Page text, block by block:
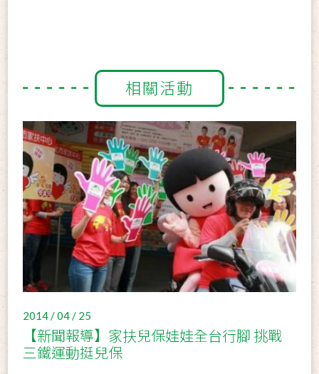
相關活動
2014 / 04 / 25
【新聞報導】家扶兒保娃娃全台行腳 挑戰
三鐵運動挺兒保